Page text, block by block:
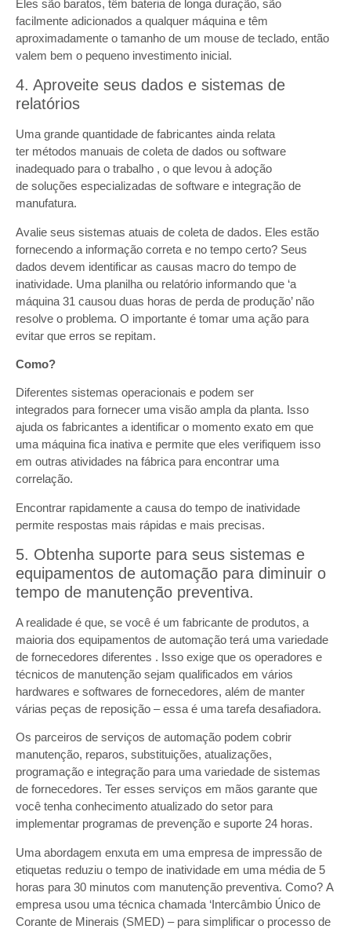
Eles são baratos, têm bateria de longa duração, são
facilmente adicionados a qualquer máquina e têm
aproximadamente o tamanho de um mouse de teclado, então
valem bem o pequeno investimento inicial.
4. Aproveite seus dados e sistemas de
relatórios
Uma grande quantidade de fabricantes ainda relata
ter métodos manuais de coleta de dados ou software
inadequado para o trabalho , o que levou à adoção
de soluções especializadas de software e integração de
manufatura.
Avalie seus sistemas atuais de coleta de dados. Eles estão
fornecendo a informação correta e no tempo certo? Seus
dados devem identificar as causas macro do tempo de
inatividade. Uma planilha ou relatório informando que ‘a
máquina 31 causou duas horas de perda de produção’ não
resolve o problema. O importante é tomar uma ação para
evitar que erros se repitam.
Como?
Diferentes sistemas operacionais e podem ser
integrados para fornecer uma visão ampla da planta. Isso
ajuda os fabricantes a identificar o momento exato em que
uma máquina fica inativa e permite que eles verifiquem isso
em outras atividades na fábrica para encontrar uma
correlação.
Encontrar rapidamente a causa do tempo de inatividade
permite respostas mais rápidas e mais precisas.
5. Obtenha suporte para seus sistemas e
equipamentos de automação para diminuir o
tempo de manutenção preventiva.
A realidade é que, se você é um fabricante de produtos, a
maioria dos equipamentos de automação terá uma variedade
de fornecedores diferentes . Isso exige que os operadores e
técnicos de manutenção sejam qualificados em vários
hardwares e softwares de fornecedores, além de manter
várias peças de reposição – essa é uma tarefa desafiadora.
Os parceiros de serviços de automação podem cobrir
manutenção, reparos, substituições, atualizações,
programação e integração para uma variedade de sistemas
de fornecedores. Ter esses serviços em mãos garante que
você tenha conhecimento atualizado do setor para
implementar programas de prevenção e suporte 24 horas.
Uma abordagem enxuta em uma empresa de impressão de
etiquetas reduziu o tempo de inatividade em uma média de 5
horas para 30 minutos com manutenção preventiva. Como? A
empresa usou uma técnica chamada ‘Intercâmbio Único de
Corante de Minerais (SMED) – para simplificar o processo de